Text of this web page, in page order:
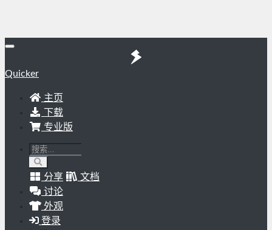
Quicker
主页
下载
专业版
分享
文档
讨论
外观
登录